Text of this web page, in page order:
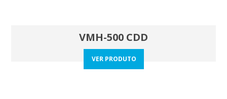
VMH-500 CDD
VER PRODUTO